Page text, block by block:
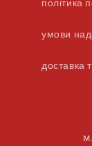
умови
доставка